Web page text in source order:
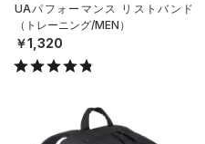
UAパフォーマンス リストバンド
（トレーニング/MEN）
￥1,320